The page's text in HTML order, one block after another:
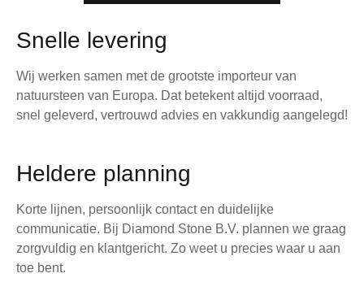
Snelle levering
Wij werken samen met de grootste importeur van
natuursteen van Europa. Dat betekent altijd voorraad,
snel geleverd, vertrouwd advies en vakkundig aangelegd!
Heldere planning
Korte lijnen, persoonlijk contact en duidelijke
communicatie. Bij Diamond Stone B.V. plannen we graag
zorgvuldig en klantgericht. Zo weet u precies waar u aan
toe bent.